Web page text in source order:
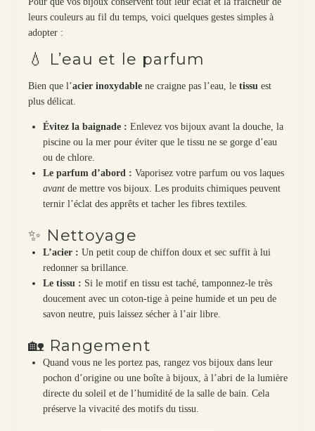
leurs couleurs au fil du temps, voici quelques gestes simples à
adopter :
💧 L’eau et le parfum
Bien que l’acier inoxydablene craigne pas l’eau, le tissu est
plus délicat.
Évitez la baignade : Enlevez vos bijoux avant la douche, la
piscine ou la mer pour éviter que le tissu ne se gorge d’eau
ou de chlore.
Le parfum d’abord : Vaporisez votre parfum ou vos laques
avantde mettre vos bijoux. Les produits chimiques peuvent
ternir l’éclat des apprêts et tacher les fibres textiles.
✨ Nettoyage
L’acier : Un petit coup de chiffon doux et sec suffit à lui
redonner sa brillance.
Le tissu : Si le motif en tissu est taché, tamponnez-le très
doucement avec un coton-tige à peine humide et un peu de
savon neutre, puis laissez sécher à l’air libre.
🏡 Rangement
Quand vous ne les portez pas, rangez vos bijoux dans leur
pochon d’origine ou une boîte à bijoux, à l’abri de la lumière
directe du soleil et de l’humidité de la salle de bain. Cela
préserve la vivacité des motifs du tissu.